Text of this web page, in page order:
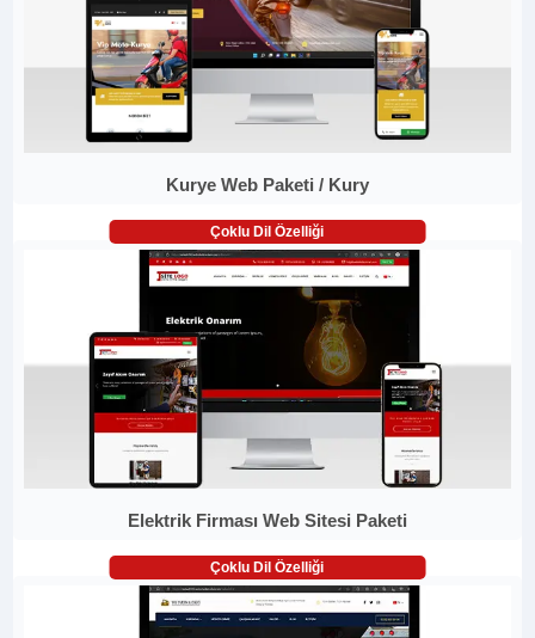
Kurye Web Paketi / Kury
Çoklu Dil Özelliği
Elektrik Firması Web Sitesi Paketi
Çoklu Dil Özelliği